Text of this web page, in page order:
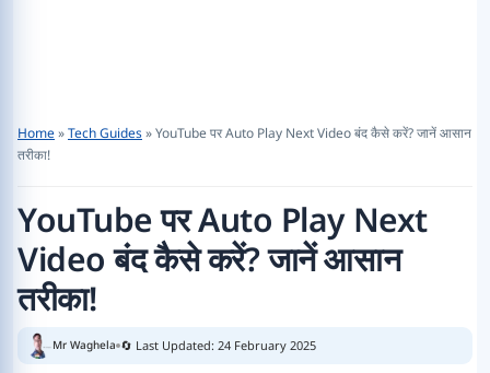
Home»Tech Guides»YouTube पर Auto Play Next Video बंद कैसे करें? जानें आसान
तरीका!
YouTube पर Auto Play Next
Video बंद कैसे करें? जानें आसान
तरीका!
Mr Waghela 🔄 Last Updated: 24 February 2025